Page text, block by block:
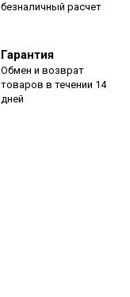
безналичный расчет
Гарантия
Обмен и возврат
товаров в течении 14
дней